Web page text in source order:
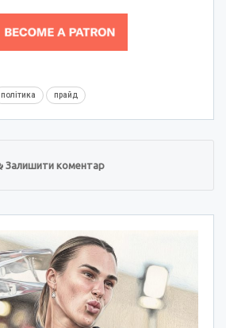
політика прайд
Залишити коментар